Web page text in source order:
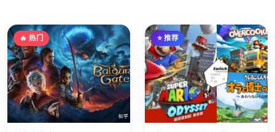
🔥 热门 ⭐ 推荐